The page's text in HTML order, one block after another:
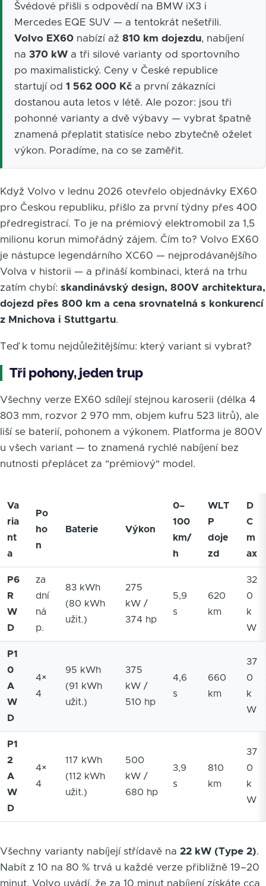
Švédové přišli s odpovědí na BMW iX3 i
Mercedes EQE SUV — a tentokrát nešetřili.
Volvo EX60 nabízí až 810 km dojezdu, nabíjení
na 370 kW a tři silové varianty od sportovního
po maximalistický. Ceny v České republice
startují od 1 562 000 Kč a první zákazníci
dostanou auta letos v létě. Ale pozor: jsou tři
pohonné varianty a dvě výbavy — vybrat špatně
znamená přeplatit statisíce nebo zbytečně oželet
výkon. Poradíme, na co se zaměřit.
Když Volvo v lednu 2026 otevřelo objednávky EX60
pro Českou republiku, přišlo za první týdny přes 400
předregistrací. To je na prémiový elektromobil za 1,5
milionu korun mimořádný zájem. Čím to? Volvo EX60
je nástupce legendárního XC60 — nejprodávanějšího
Volva v historii — a přináší kombinaci, která na trhu
zatím chybí: skandinávský design, 800V architektura,
dojezd přes 800 km a cena srovnatelná s konkurencí
z Mnichova i Stuttgartu.
Teď k tomu nejdůležitějšímu: který variant si vybrat?
Tři pohony, jeden trup
Všechny verze EX60 sdílejí stejnou karoserii (délka 4
803 mm, rozvor 2 970 mm, objem kufru 523 litrů), ale
liší se baterií, pohonem a výkonem. Platforma je 800V
u všech variant — to znamená rychlé nabíjení bez
nutnosti přeplácet za "prémiový" model.
Va
ria
nt
a
Po
ho
n
Baterie Výkon
0–
100
km/
h
WLT
P
doje
zd
D
C
m
ax
P6
R
W
D
za
dní
ná
p.
83 kWh
(80 kWh
užit.)
275
kW /
374 hp
5,9
s
620
km
32
0
k
W
P1
0
A
W
D
4×
4
95 kWh
(91 kWh
užit.)
375
kW /
510 hp
4,6
s
660
km
37
0
k
W
P1
2
A
W
D
4×
4
117 kWh
(112 kWh
užit.)
500
kW /
680 hp
3,9
s
810
km
37
0
k
W
Všechny varianty nabíjejí střídavě na 22 kW (Type 2).
Nabít z 10 na 80 % trvá u každé verze přibližně 19–20
minut. Volvo uvádí, že za 10 minut nabíjení získáte cca